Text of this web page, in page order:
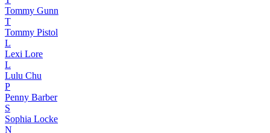
Tommy Gunn
T
Tommy Pistol
L
Lexi Lore
L
Lulu Chu
P
Penny Barber
S
Sophia Locke
N